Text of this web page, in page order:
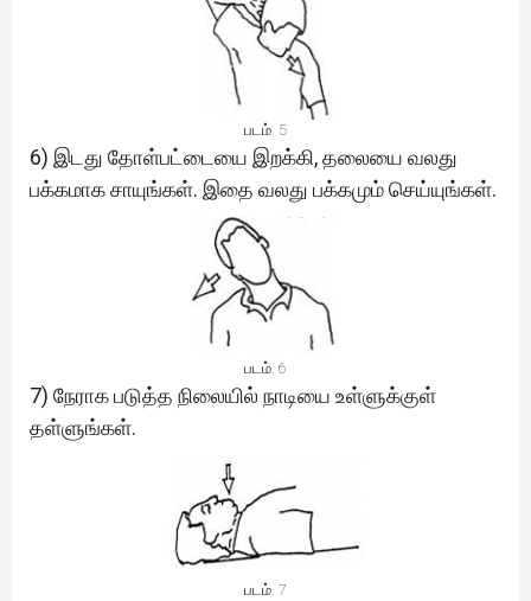
படம். 5
6) இடது தோள்பட்டையை இறக்கி, தலையை வலது
பக்கமாக சாயுங்கள். இதை வலது பக்கமும் செய்யுங்கள்.
படம். 6
7) நேராக படுத்த நிலையில் நாடியை உள்ளுக்குள்
தள்ளுங்கள்.
படம். 7